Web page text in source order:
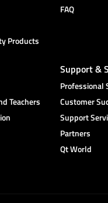
Products
FAQ
Teachers
Support &
Professional
Customer
Support
Partners
Qt World